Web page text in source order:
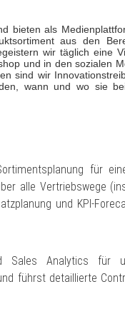
bieten als
aus den
wir täglich eine
und in den sozialen
sind wir
wann und wo sie
für
alle Vertriebswege
und KPI-
Sales Analytics für
führst detaillierte